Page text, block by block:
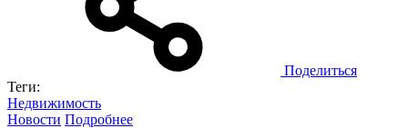
Поделиться
Теги:
Недвижимость
Новости Подробнее